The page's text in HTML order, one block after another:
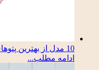
10 مدل از بهترین پتوهای نوزادی
ادامه مطلب...